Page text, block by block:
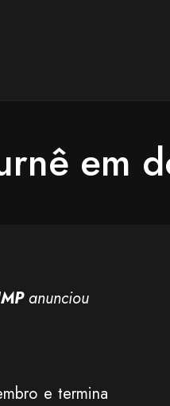
em
anunciou
e termina